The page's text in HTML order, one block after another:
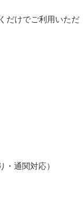
だけでご利用いただ
・通関対応）